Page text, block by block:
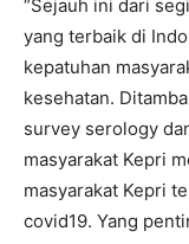
“Sejauh ini dari
yang terbaik di
kepatuhan
kesehatan.
survey serology
masyarakat Kepri
masyarakat Kepri
covid19. Yang